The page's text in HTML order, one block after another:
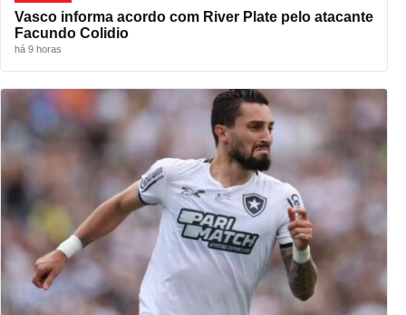
Vasco informa acordo com River Plate pelo atacante
Facundo Colidio
há 9 horas